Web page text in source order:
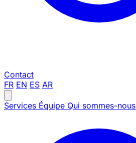
Contact
FR EN ES AR
Services Équipe Qui sommes-nous